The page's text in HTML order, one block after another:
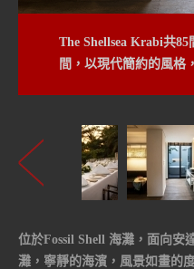
The Shellsea Krabi共
間，以現代簡約的風格
位於Fossil Shell 海灘，面向安
灘，寧靜的海濱，風景如畫的